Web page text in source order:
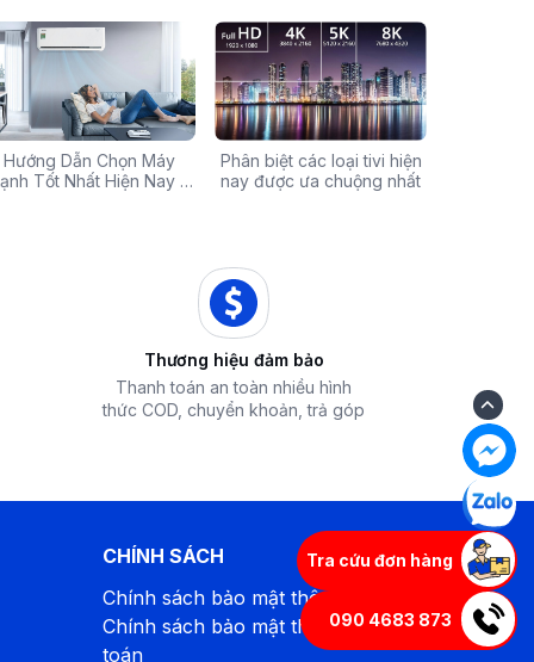
Tra cứu đơn hàng
090 4683 873
Hãng Giá Rẻ –
Ưu Đãi Chỉ Có Tại
Tivi sale khủng đến 60%:
Cơ hội sở hữu chiếc tivi
50% - Cơ hội
Hướng Dẫn Chọn Máy
Tốt Nhất Hiện Nay –
Phân biệt các loại tivi hiện
nay được ưa chuộng nhất
Thương hiệu đảm bảo
Thanh toán an toàn nhiều hình
thức COD, chuyển khoản, trả góp
CHÍNH SÁCH
Chính sách bảo mật thông tin
Chính sách bảo mật thông tin thanh
toán